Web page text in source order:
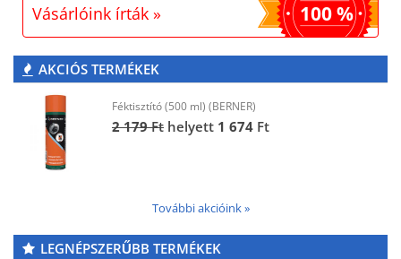
Vásárlóink írták » 100 %
AKCIÓS TERMÉKEK
Féktisztító (500 ml) (BERNER)
2 179 Ft helyett 1 674 Ft
További akcióink »
LEGNÉPSZERŰBB TERMÉKEK